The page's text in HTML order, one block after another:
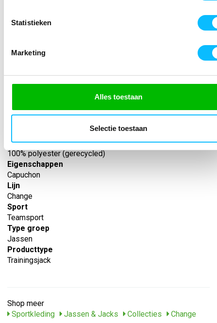
Statistieken
Marketing
Alles toestaan
Selectie toestaan
Artikelnummer
EAN nummer
Erima
Materiaal
100% polyester (gerecycled)
Eigenschappen
Capuchon
Lijn
Change
Sport
Teamsport
Type groep
Jassen
Producttype
Trainingsjack
Shop meer
Sportkleding
Jassen & Jacks Collecties Change